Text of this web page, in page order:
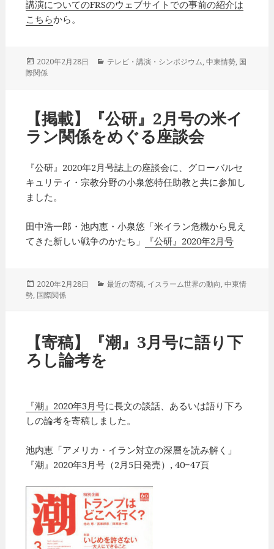
講演についてのFRSのウェブサイトでの事前の紹介は
こちらから。
投
稿
2020年2月28日
カ
テレビ・講演・シンポジウム,中東情勢, 国
際関係
【掲載】『公研』2月号の米イ
ラン関係をめぐる座談会
『公研』2020年2月号誌上の座談会に、グローバルセ
キュリティ・宗教分野の小泉悠特任助教と共に参加し
ました。
田中浩一郎・池内恵・小泉悠「米イラン危機から見え
てきた新しい戦争のかたち」
『公研』2020年2月号
投
稿
2020年2月28日
カ
最近の寄稿, イスラーム世界の動向,中東情
勢, 国際関係
【寄稿】『潮』3月号に語り下
ろし論考を
『潮』2020年3月号に長文の談話、あるいは語り下ろ
しの論考を寄稿しました。
池内恵「アメリカ・イラン対立の深層を読み解く」
『潮』2020年3月号（2月5日発売）, 40−47頁